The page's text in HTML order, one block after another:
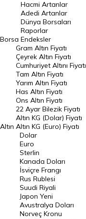
Hacmi Artanlar
Geçmiş Kapanışlar
Dünya Borsaları
Raporlar
Endeksler
DÖVİZ
Döviz Kuru
Dolar Kuru
Euro Kuru
Pound Kuru
Frank Kuru
Riyal Kuru
Avustralya Doları
Danimarka Kronu Kuru
Borsa
Hacmi Artanlar
Adedi Artanlar
Dünya Borsaları
Raporlar
Endeksler
Altın
Gram Altın Fiyatı
Çeyrek Altın Fiyatı
Cumhuriyet Altını Fiyatı
Tam Altın Fiyatı
Yarım Altın Fiyatı
Has Altın Fiyatı
Ons Altın Fiyatı
22 Ayar Bilezik Fiyatı
Altın KG (Dolar) Fiyatı
Altın KG (Euro) Fiyatı
Dolar
Euro
Sterlin
Kanada Doları
İsviçre Frangı
Rus Rublesi
Suudi Riyali
Japon Yeni
Avustralya Doları
Norveç Kronu